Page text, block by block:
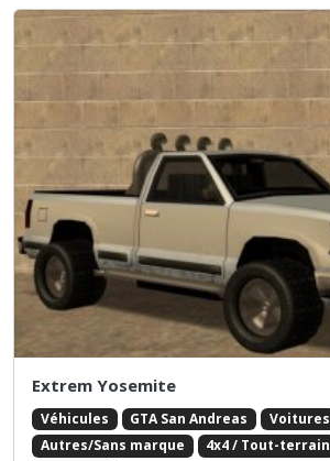
Extrem Yosemite
Véhicules GTA San Andreas
Voitures
Autres/Sans marque
4x4 / Tout-terrain